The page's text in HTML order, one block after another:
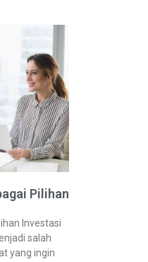
Pilihan
Investasi
salah
yang ingin